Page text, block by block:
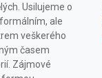
Usilujeme o
ale
veškerého
časem
Zájmové